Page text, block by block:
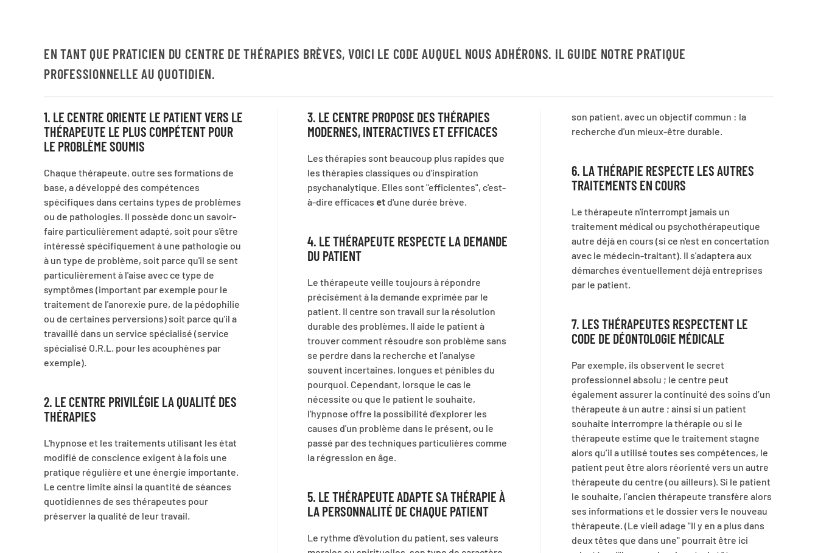
EN TANT QUE PRATICIEN DU CENTRE DE THÉRAPIES BRÈVES, VOICI LE CODE AUQUEL NOUS ADHÉRONS. IL GUIDE NOTRE PRATIQUE
PROFESSIONNELLE AU QUOTIDIEN.
1. LE CENTRE ORIENTE LE PATIENT VERS LE
THÉRAPEUTE LE PLUS COMPÉTENT POUR
LE PROBLÈME SOUMIS
Chaque thérapeute, outre ses formations de
base, a développé des compétences
spécifiques dans certains types de problèmes
ou de pathologies. Il possède donc un savoir-
faire particulièrement adapté, soit pour s'être
intéressé spécifiquement à une pathologie ou
à un type de problème, soit parce qu'il se sent
particulièrement à l'aise avec ce type de
symptômes (important par exemple pour le
traitement de l'anorexie pure, de la pédophilie
ou de certaines perversions) soit parce qu'il a
travaillé dans un service spécialisé (service
spécialisé O.R.L. pour les acouphènes par
exemple).
2. LE CENTRE PRIVILÉGIE LA QUALITÉ DES
THÉRAPIES
L'hypnose et les traitements utilisant les état
modifié de conscience exigent à la fois une
pratique régulière et une énergie importante.
Le centre limite ainsi la quantité de séances
quotidiennes de ses thérapeutes pour
préserver la qualité de leur travail.
3. LE CENTRE PROPOSE DES THÉRAPIES
MODERNES, INTERACTIVES ET EFFICACES
Les thérapies sont beaucoup plus rapides que
les thérapies classiques ou d'inspiration
psychanalytique. Elles sont "efficientes", c'est-
à-dire efficaces et d'une durée brève.
4. LE THÉRAPEUTE RESPECTE LA DEMANDE
DU PATIENT
Le thérapeute veille toujours à répondre
précisément à la demande exprimée par le
patient. Il centre son travail sur la résolution
durable des problèmes. Il aide le patient à
trouver comment résoudre son problème sans
se perdre dans la recherche et l'analyse
souvent incertaines, longues et pénibles du
pourquoi. Cependant, lorsque le cas le
nécessite ou que le patient le souhaite,
l'hypnose offre la possibilité d'explorer les
causes d'un problème dans le présent, ou le
passé par des techniques particulières comme
la régression en âge.
5. LE THÉRAPEUTE ADAPTE SA THÉRAPIE À
LA PERSONNALITÉ DE CHAQUE PATIENT
Le rythme d'évolution du patient, ses valeurs
son patient, avec un objectif commun : la
recherche d'un mieux-être durable.
6. LA THÉRAPIE RESPECTE LES AUTRES
TRAITEMENTS EN COURS
Le thérapeute n'interrompt jamais un
traitement médical ou psychothérapeutique
autre déjà en cours (si ce n'est en concertation
avec le médecin-traitant). Il s'adaptera aux
démarches éventuellement déjà entreprises
par le patient.
7. LES THÉRAPEUTES RESPECTENT LE
CODE DE DÉONTOLOGIE MÉDICALE
Par exemple, ils observent le secret
professionnel absolu ; le centre peut
également assurer la continuité des soins d’un
thérapeute à un autre ; ainsi si un patient
souhaite interrompre la thérapie ou si le
thérapeute estime que le traitement stagne
alors qu’il a utilisé toutes ses compétences, le
patient peut être alors réorienté vers un autre
thérapeute du centre (ou ailleurs). Si le patient
le souhaite, l’ancien thérapeute transfère alors
ses informations et le dossier vers le nouveau
thérapeute. (Le vieil adage "Il y en a plus dans
deux têtes que dans une" pourrait être ici